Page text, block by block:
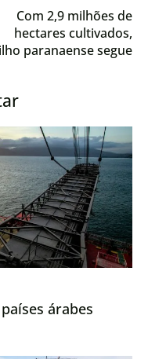
Com 2,9 milhões de
hectares cultivados,
paranaense segue
árabes